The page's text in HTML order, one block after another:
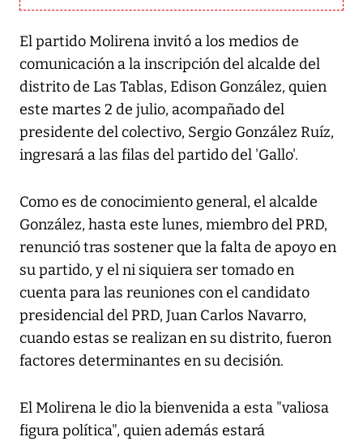
El partido Molirena invitó a los medios de
comunicación a la inscripción del alcalde del
distrito de Las Tablas, Edison González, quien
este martes 2 de julio, acompañado del
presidente del colectivo, Sergio González Ruíz,
ingresará a las filas del partido del 'Gallo'.
Como es de conocimiento general, el alcalde
González, hasta este lunes, miembro del PRD,
renunció tras sostener que la falta de apoyo en
su partido, y el ni siquiera ser tomado en
cuenta para las reuniones con el candidato
presidencial del PRD, Juan Carlos Navarro,
cuando estas se realizan en su distrito, fueron
factores determinantes en su decisión.
El Molirena le dio la bienvenida a esta "valiosa
figura política", quien además estará